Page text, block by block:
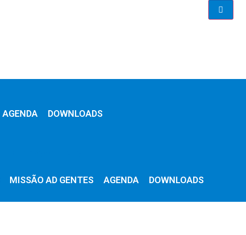
AGENDA DOWNLOADS
MISSÃO AD GENTES AGENDA DOWNLOADS